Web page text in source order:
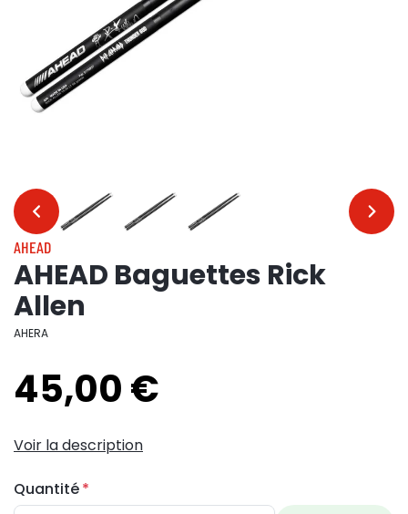
… …
AHEAD
AHEAD Baguettes Rick
Allen
AHERA
45,00 €
Voir la description
Quantité